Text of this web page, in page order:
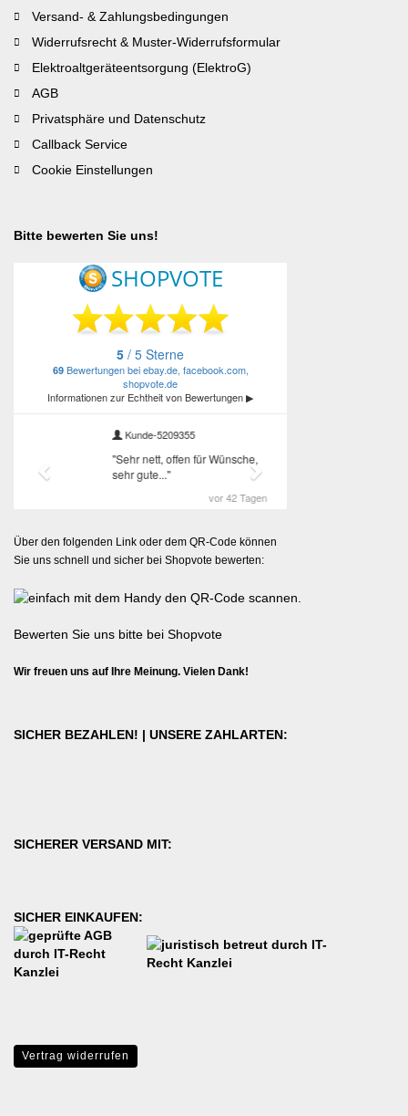
Versand- & Zahlungsbedingungen
Widerrufsrecht & Muster-Widerrufsformular
Elektroaltgeräteentsorgung (ElektroG)
AGB
Privatsphäre und Datenschutz
Callback Service
Cookie Einstellungen
Bitte bewerten Sie uns!
Über den folgenden Link oder dem QR-Code können
Sie uns schnell und sicher bei Shopvote bewerten:
Bewerten Sie uns bitte bei Shopvote
Wir freuen uns auf Ihre Meinung. Vielen Dank!
SICHER BEZAHLEN! | UNSERE ZAHLARTEN:
SICHERER VERSAND MIT:
SICHER EINKAUFEN:
Vertrag widerrufen